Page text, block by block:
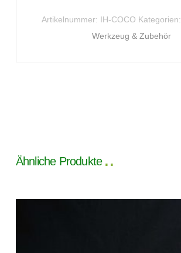
Artikelnummer: IH-COCO Kategorien:
Werkzeug & Zubehör
Ähnliche Produkte